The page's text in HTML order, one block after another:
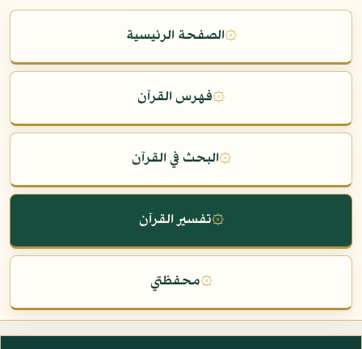
۞الصفحة الرئيسية
۞فهرس القرآن
۞البحث في القرآن
۞تفسير القرآن
۞محفظتي